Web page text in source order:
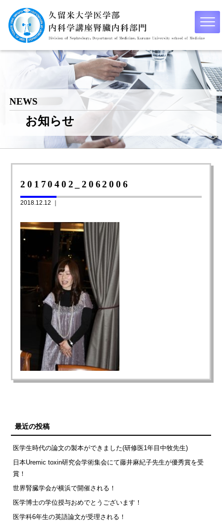
NEWS
お知らせ
20170402_2062006
2018.12.12 ｜
最近の投稿
医学生時代の論文の製本ができました(研修医1年目中牧先生)
日本Uremic toxin研究会学術集会にて藤井麻紀子先生が優秀賞を受
賞！
世界腎臓学会が横浜で開催される！
医学博士の学位授与おめでとうございます！
医学科6年生の英語論文が受理される！